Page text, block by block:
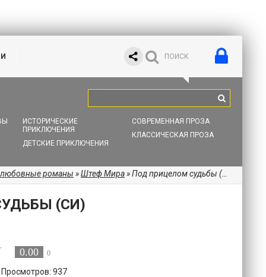
ИСТОРИЧЕСКИЕ
ПРИКЛЮЧЕНИЯ
ДЕТСКИЕ ПРИКЛЮЧЕНИЯ
СОВРЕМЕННАЯ ПРОЗА
КЛАССИЧЕСКАЯ ПРОЗА
романы »Штеф Мира» Под прицелом судьбы (СИ)
(СИ)
0.00 0
937